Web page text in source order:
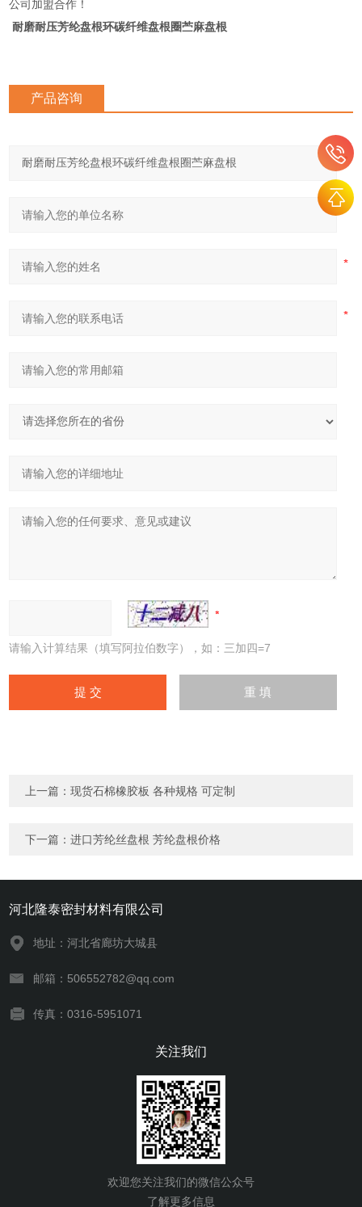
公司加盟合作！
耐磨耐压芳纶盘根环碳纤维盘根圈苎麻盘根
产品咨询
请输入计算结果（填写阿拉伯数字），如：三加四=7
上一篇：现货石棉橡胶板 各种规格 可定制
下一篇：进口芳纶丝盘根 芳纶盘根价格
河北隆泰密封材料有限公司
地址：河北省廊坊大城县
邮箱：506552782@qq.com
传真：0316-5951071
关注我们
欢迎您关注我们的微信公众号
了解更多信息